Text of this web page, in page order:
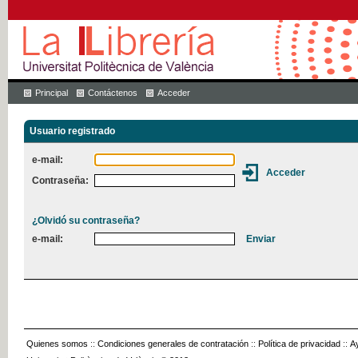
Principal Contáctenos Acceder
Usuario registrado
e-mail:
Contraseña:
¿Olvidó su contraseña?
e-mail:
Quienes somos :: Condiciones generales de contratación :: Política de privacidad ::